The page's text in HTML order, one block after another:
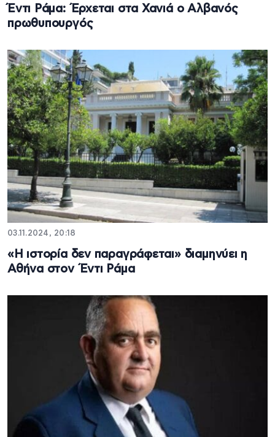
Έντι Ράμα: Έρχεται στα Χανιά ο Αλβανός
πρωθυπουργός
03.11.2024, 20:18
«Η ιστορία δεν παραγράφεται» διαμηνύει η
Αθήνα στον Έντι Ράμα